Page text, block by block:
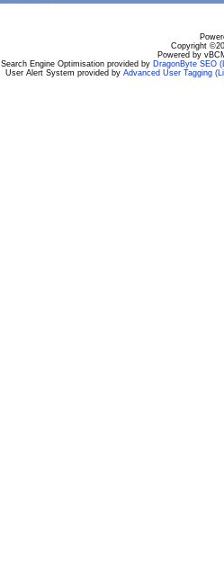
Copyright
Powered by
Search Engine Optimisation provided by DragonByte SEO
User Alert System provided by Advanced User Tagging